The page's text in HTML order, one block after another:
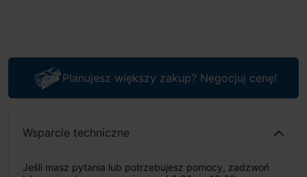
Planujesz większy zakup? Negocjuj cenę!
Wsparcie techniczne
Jeśli masz pytania lub potrzebujesz pomocy, zadzwoń